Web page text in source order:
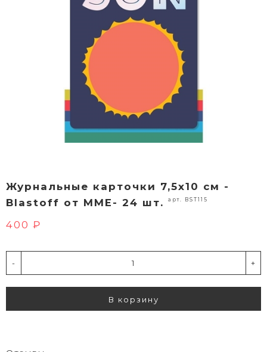
Журнальные карточки 7,5х10 см -
Blastoff от MME- 24 шт.
арт. BST115
400 ₽
- +
В корзину